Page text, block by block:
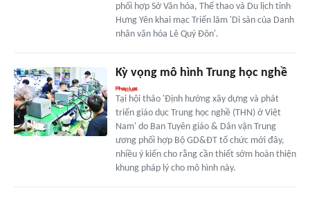
phối hợp Sở Văn hóa, Thể thao và Du lịch tỉnh
Hưng Yên khai mạc Triển lãm 'Di sản của Danh
nhân văn hóa Lê Quý Đôn'.
Kỳ vọng mô hình Trung học nghề
Tại hội thảo 'Định hướng xây dựng và phát
triển giáo dục Trung học nghề (THN) ở Việt
Nam' do Ban Tuyên giáo & Dân vận Trung
ương phối hợp Bộ GD&ĐT tổ chức mới đây,
nhiều ý kiến cho rằng cần thiết sớm hoàn thiện
khung pháp lý cho mô hình này.